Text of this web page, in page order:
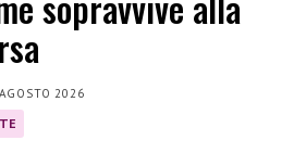
2026